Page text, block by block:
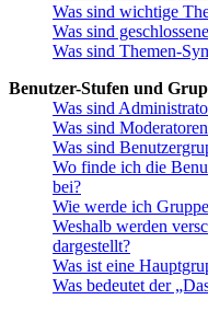
Was sind wichtige
Was sind
Was sind Themen-
Benutzer-Stufen und
Was sind
Was sind
Was sind
Wo finde ich die
bei?
Wie werde ich
Weshalb werden
dargestellt?
Was ist eine
Was bedeutet der